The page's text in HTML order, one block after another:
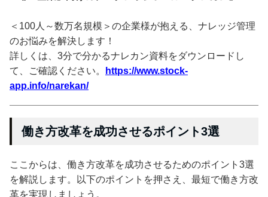
＜100人～数万名規模＞の企業様が抱える、ナレッジ管理
のお悩みを解決します！
詳しくは、3分で分かるナレカン資料をダウンロードし
て、ご確認ください。
https://www.stock-
app.info/narekan/
働き方改革を成功させるポイント3選
ここからは、働き方改革を成功させるためのポイント3選
を解説します。以下のポイントを押さえ、最短で働き方改
革を実現しましょう。